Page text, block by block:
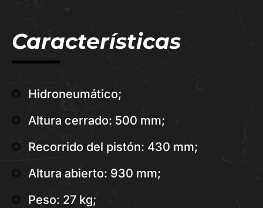
Características
Hidroneumático;
Altura cerrado: 500 mm;
Recorrido del pistón: 430 mm;
Altura abierto: 930 mm;
Peso: 27 kg;